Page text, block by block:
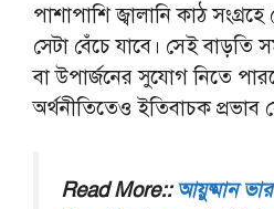
পাশাপাশি জ্বালানি কাঠ
সেটা বেঁচে যাবে। সেই বাড়তি
বা উপার্জনের সুযোগ নিতে
অর্থনীতিতেও ইতিবাচক প্রভাব
Read More::আয়ুষ্মান